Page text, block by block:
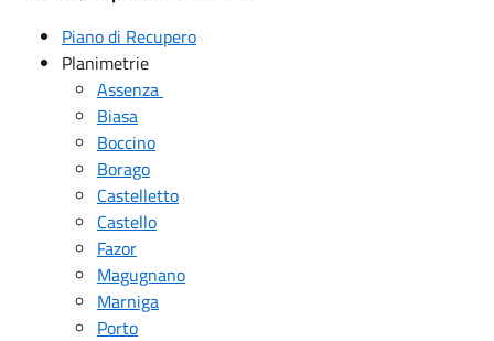
Piano di Recupero
Planimetrie
Assenza
Biasa
Boccino
Borago
Castelletto
Castello
Fazor
Magugnano
Marniga
Porto